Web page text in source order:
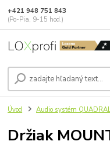
+421 948 751 843
(Po-Pia, 9-15 hod.)
Úvod Audio systém
Držiak